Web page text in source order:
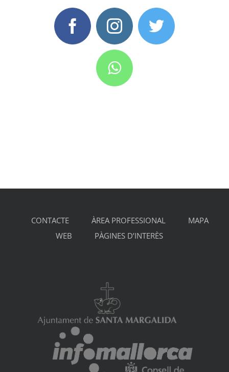
CONTACTE ÀREA PROFESSIONAL
MAPA
WEB
PÀGINES D’INTERÈS